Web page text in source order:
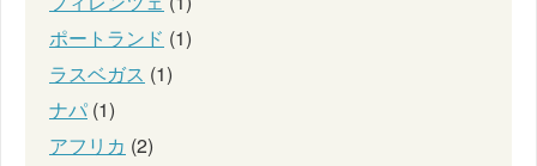
ポートランド (1)
ラスベガス (1)
ナパ (1)
アフリカ (2)